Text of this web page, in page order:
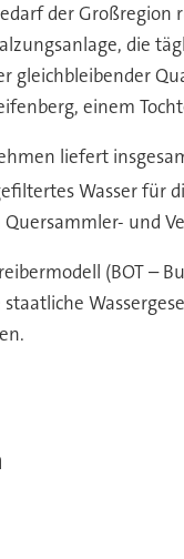
der
die
gleichbleibender
einem
liefert
Wasser für
und
(BOT –